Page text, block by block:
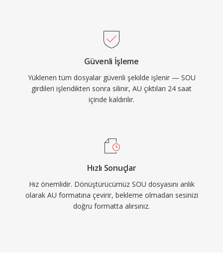
Güvenli İşleme
Yüklenen tüm dosyalar güvenli şekilde işlenir — SOU
girdileri işlendikten sonra silinir, AU çıktıları 24 saat
içinde kaldırılır.
Hızlı Sonuçlar
Hız önemlidir. Dönüştürücümüz SOU dosyasını anlık
olarak AU formatına çevirir, bekleme olmadan sesinizi
doğru formatta alırsınız.